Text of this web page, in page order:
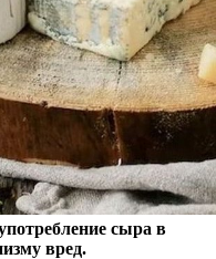
сыра в
вред.